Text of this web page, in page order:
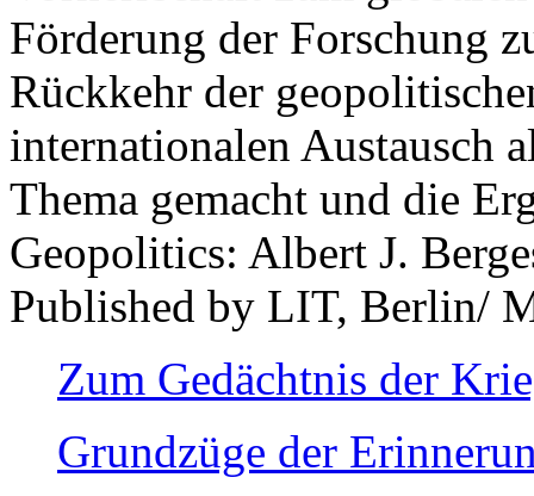
Förderung der Forschung
Rückkehr der
internationalen Austausch
Thema gemacht und die
Geopolitics: Albert J.
Published by LIT, Berlin/
Zum Gedächtnis der
Grundzüge der